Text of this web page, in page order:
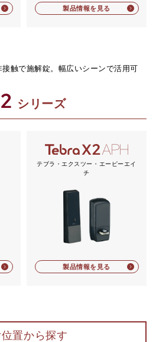
製品情報を見る
触で施解錠。幅広いシーンで活用可
シリーズ
テブラ・エクスツー・エーピーエイ
チ
製品情報を見る
置から探す